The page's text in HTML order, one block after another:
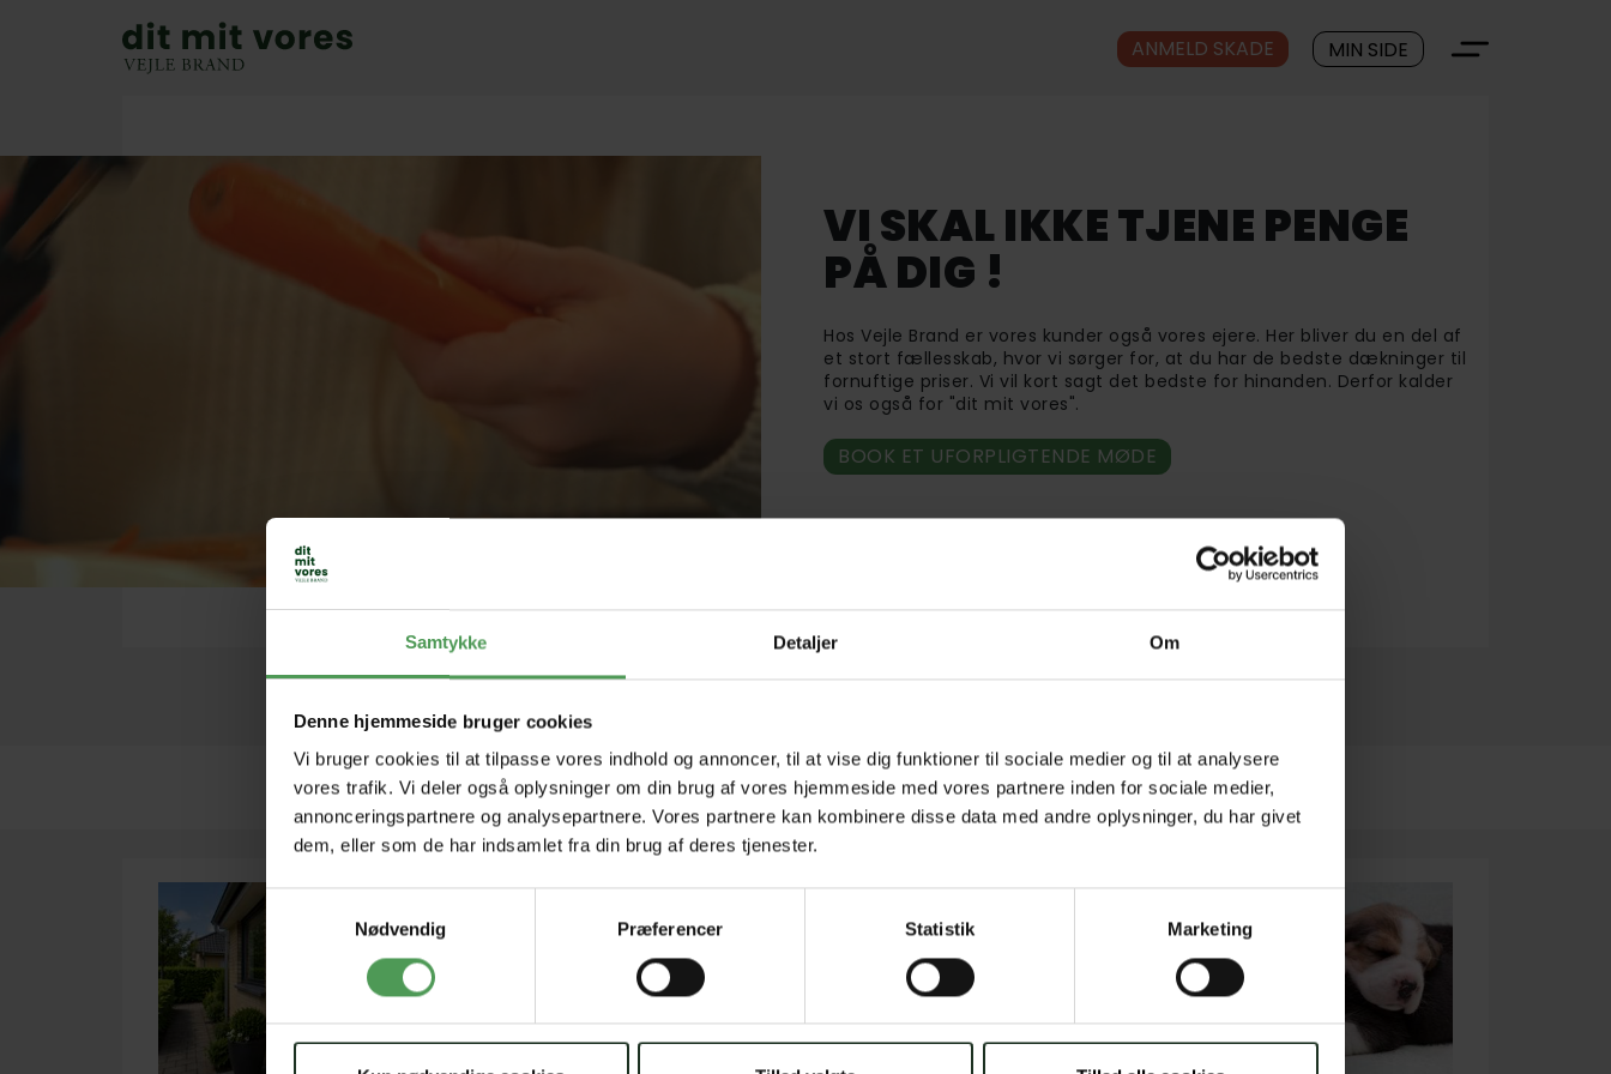
Samtykke Detaljer Om
Denne hjemmeside bruger cookies
Vi bruger cookies til at tilpasse vores indhold og annoncer, til at vise dig funktioner til sociale medier og til at analysere
vores trafik. Vi deler også oplysninger om din brug af vores hjemmeside med vores partnere inden for sociale medier,
annonceringspartnere og analysepartnere. Vores partnere kan kombinere disse data med andre oplysninger, du har givet
dem, eller som de har indsamlet fra din brug af deres tjenester.
Nødvendig
Præferencer Statistik Marketing
ANMELD SKADE MIN SIDE
VI SKAL IKKE TJENE PENGE
PÅ DIG !
Hos Vejle Brand er vores kunder også vores ejere. Her bliver du en del af
et stort fællesskab, hvor vi sørger for, at du har de bedste dækninger til
fornuftige priser. Vi vil kort sagt det bedste for hinanden. Derfor kalder
vi os også for "dit mit vores".
BOOK ET UFORPLIGTENDE MØDE
Vi tager telefonen, når du ringer, og vi sætter os ned over for dig, hvis du
75 82 62 88 MAIL CHAT MED OS AKUT HJÆLP SØG